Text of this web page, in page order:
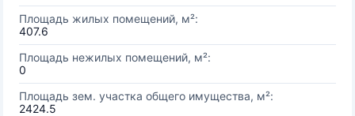
Площадь жилых помещений, м²:
407.6
Площадь нежилых помещений, м²:
0
Площадь зем. участка общего имущества, м²:
2424.5